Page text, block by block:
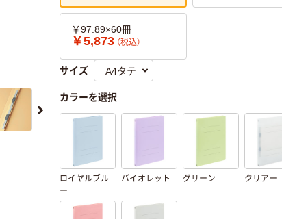
￥97.89×60冊
￥5,873 （税込）
サイズ
カラーを選択
ロイヤルブル
ー
バイオレット グリーン クリアー